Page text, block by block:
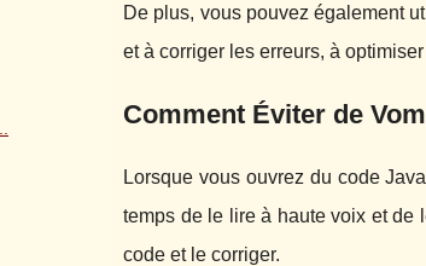
De plus, vous pouvez également
et à corriger les erreurs, à
Comment Éviter de
Lorsque vous ouvrez du code
temps de le lire à haute voix et de
code et le corriger.